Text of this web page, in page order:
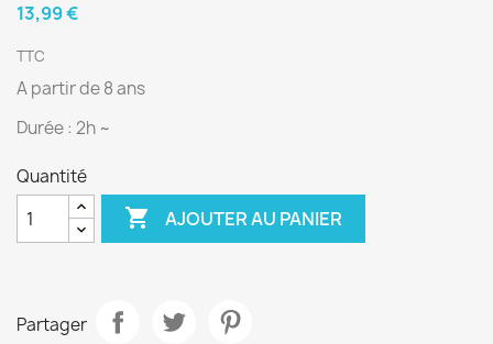
13,99 €
TTC
A partir de 8 ans
Durée : 2h ~
Quantité
 AJOUTER AU PANIER
Partager